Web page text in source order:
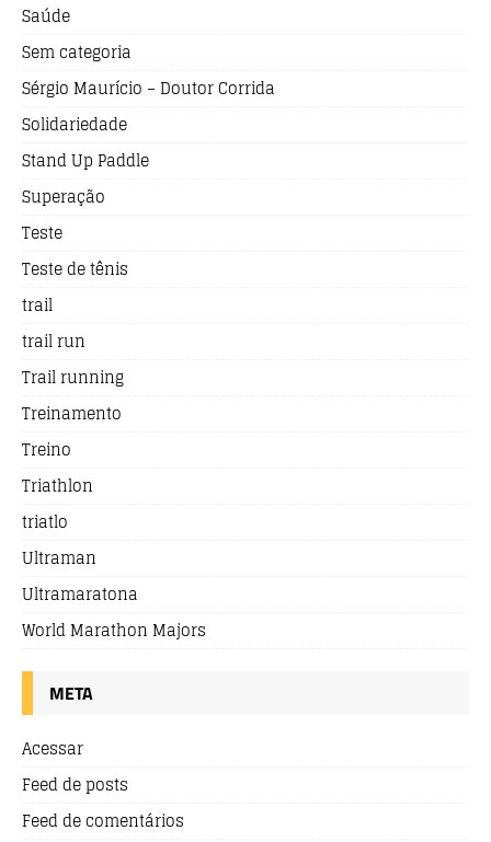
Saúde
Sem categoria
Sérgio Maurício – Doutor Corrida
Solidariedade
Stand Up Paddle
Superação
Teste
Teste de tênis
trail
trail run
Trail running
Treinamento
Treino
Triathlon
triatlo
Ultraman
Ultramaratona
World Marathon Majors
META
Acessar
Feed de posts
Feed de comentários